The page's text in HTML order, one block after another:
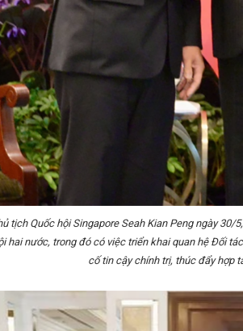
tịch Quốc hội Singapore Seah Kian Peng ngày
hai nước, trong đó có việc triển khai quan hệ Đối
cố tin cậy chính trị, thúc đẩy hợp